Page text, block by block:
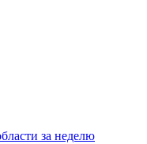
за неделю